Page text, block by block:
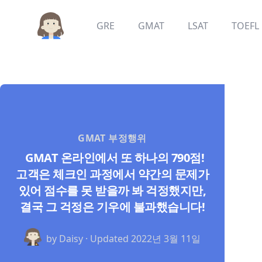
GRE GMAT LSAT TOEFL
GMAT 부정행위
GMAT 온라인에서 또 하나의 790점!
고객은 체크인 과정에서 약간의 문제가
있어 점수를 못 받을까 봐 걱정했지만,
결국 그 걱정은 기우에 불과했습니다!
by Daisy · Updated 2022년 3월 11일